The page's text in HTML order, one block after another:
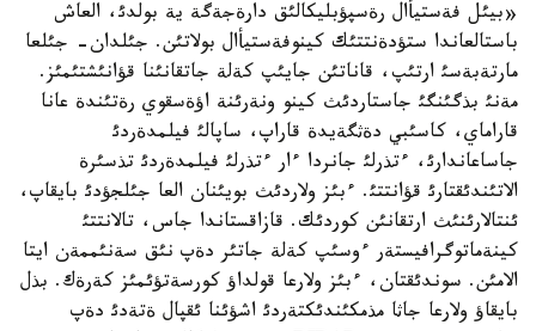
«بيئل فةستيأال رةسپؤبليكالئق دارةجةگة ية بولدئ، العاش
باستالعاندا ستؤدةنتتئك كينوفةستيأال بولاتئن. جئلدان- جئلعا
مارتةبةسئ ارتئپ، قاناتئن جايئپ كةلة جاتقانئنا قؤانئشتئمئز.
مةنئ بذگئنگئ جاستاردئث كينو ونةرئنة اؤةسقوي رةتئندة عانا
قاراماي، كاسئبي دةثگةيدة قاراپ، ساپالئ فيلمدةردئ
جاساعاندارئ، ءتذرلئ جانردا ءار ءتذرلئ فيلمدةردئ تذسئرة
الاتئندئقتارئ قؤانتتئ. ءبئز ولاردئث بويئنان العا جئلجؤدئ بايقاپ،
ئنتالارئنئث ارتقانئن كوردئك. قازاقستاندا جاس، تالانتتئ
كينةماتوگرافيستةر ءوسئپ كةلة جاتئر دةپ نئق سةنئممةن ايتا
الامئن. سوندئقتان، ءبئز ولارعا قولداؤ كورسةتؤئمئز كةرةك. بذل
بايقاؤ ولارعا جاثا مذمكئندئكتةردئ اشؤئنا ئقپال ةتةدئ دةپ